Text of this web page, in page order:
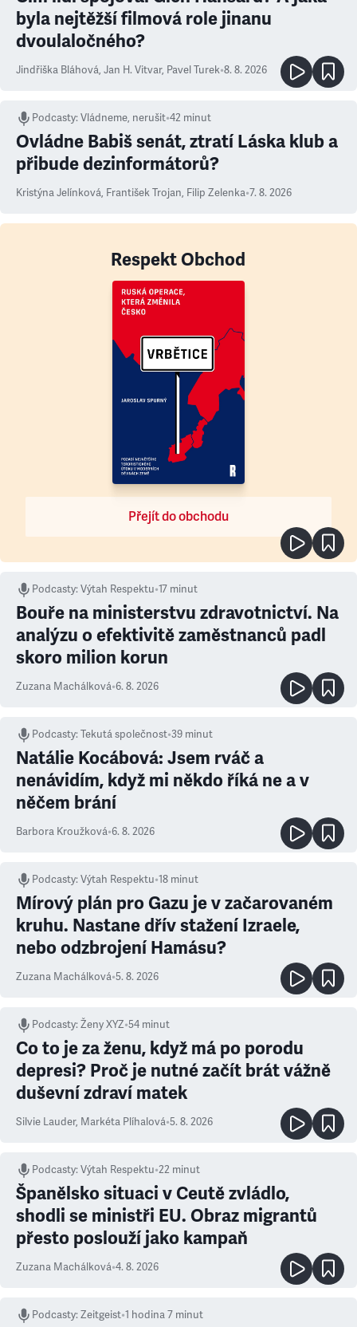
byla nejtěžší filmová role jinanu
dvoulaločného?
Jindřiška Bláhová, Jan H. Vitvar, Pavel Turek•8. 8. 2026
Podcasty:Vládneme, nerušit•42 minut
Ovládne Babiš senát, ztratí Láska klub a
přibude dezinformátorů?
Kristýna Jelínková, František Trojan, Filip Zelenka•7. 8. 2026
Respekt Obchod
Přejít do obchodu
Podcasty:Výtah Respektu•17 minut
Bouře na ministerstvu zdravotnictví. Na
analýzu o efektivitě zaměstnanců padl
skoro milion korun
Zuzana Machálková•6. 8. 2026
Podcasty:Tekutá společnost•39 minut
Natálie Kocábová: Jsem rváč a
nenávidím, když mi někdo říká ne a v
něčem brání
Barbora Kroužková•6. 8. 2026
Podcasty:Výtah Respektu•18 minut
Mírový plán pro Gazu je v začarovaném
kruhu. Nastane dřív stažení Izraele,
nebo odzbrojení Hamásu?
Zuzana Machálková•5. 8. 2026
Podcasty:Ženy XYZ•54 minut
Co to je za ženu, když má po porodu
depresi? Proč je nutné začít brát vážně
duševní zdraví matek
Silvie Lauder, Markéta Plíhalová•5. 8. 2026
Podcasty:Výtah Respektu•22 minut
Španělsko situaci v Ceutě zvládlo,
shodli se ministři EU. Obraz migrantů
přesto poslouží jako kampaň
Zuzana Machálková•4. 8. 2026
Podcasty:Zeitgeist•1 hodina 7 minut